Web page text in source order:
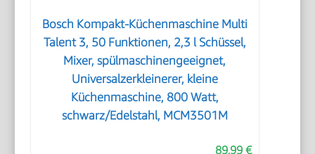
Bosch Kompakt-Küchenmaschine Multi
Talent 3, 50 Funktionen, 2,3 l Schüssel,
Mixer, spülmaschinengeeignet,
Universalzerkleinerer, kleine
Küchenmaschine, 800 Watt,
schwarz/Edelstahl, MCM3501M
89,99 €